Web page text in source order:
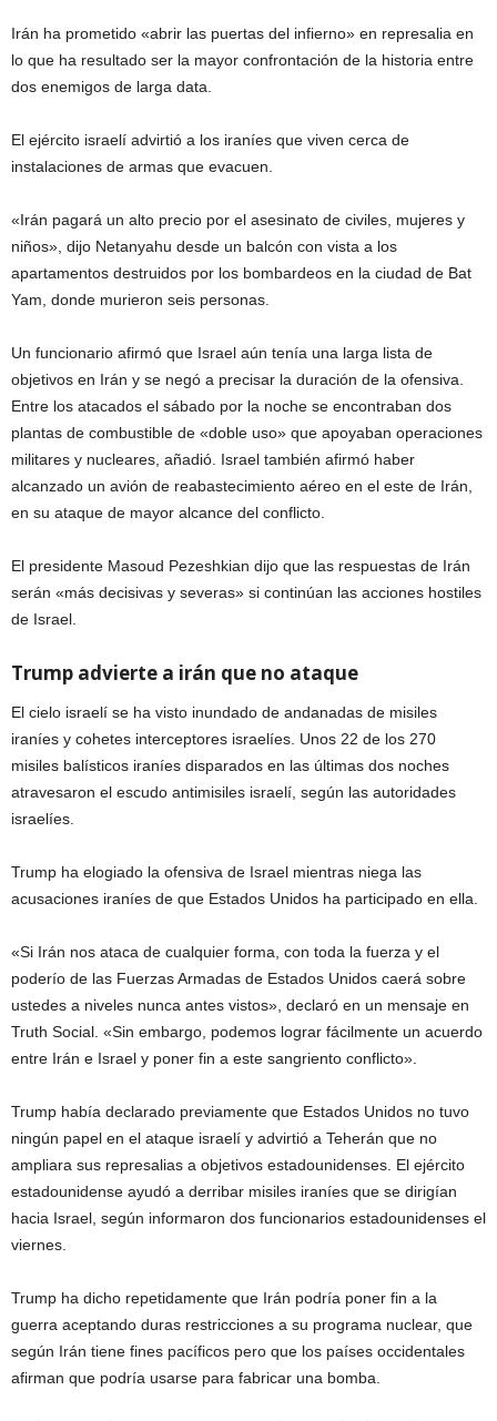
Irán ha prometido «abrir las puertas del infierno» en represalia en
lo que ha resultado ser la mayor confrontación de la historia entre
dos enemigos de larga data.
El ejército israelí advirtió a los iraníes que viven cerca de
instalaciones de armas que evacuen.
«Irán pagará un alto precio por el asesinato de civiles, mujeres y
niños», dijo Netanyahu desde un balcón con vista a los
apartamentos destruidos por los bombardeos en la ciudad de Bat
Yam, donde murieron seis personas.
Un funcionario afirmó que Israel aún tenía una larga lista de
objetivos en Irán y se negó a precisar la duración de la ofensiva.
Entre los atacados el sábado por la noche se encontraban dos
plantas de combustible de «doble uso» que apoyaban operaciones
militares y nucleares, añadió. Israel también afirmó haber
alcanzado un avión de reabastecimiento aéreo en el este de Irán,
en su ataque de mayor alcance del conflicto.
El presidente Masoud Pezeshkian dijo que las respuestas de Irán
serán «más decisivas y severas» si continúan las acciones hostiles
de Israel.
Trump advierte a irán que no ataque
El cielo israelí se ha visto inundado de andanadas de misiles
iraníes y cohetes interceptores israelíes. Unos 22 de los 270
misiles balísticos iraníes disparados en las últimas dos noches
atravesaron el escudo antimisiles israelí, según las autoridades
israelíes.
Trump ha elogiado la ofensiva de Israel mientras niega las
acusaciones iraníes de que Estados Unidos ha participado en ella.
«Si Irán nos ataca de cualquier forma, con toda la fuerza y ​​el
poderío de las Fuerzas Armadas de Estados Unidos caerá sobre
ustedes a niveles nunca antes vistos», declaró en un mensaje en
Truth Social. «Sin embargo, podemos lograr fácilmente un acuerdo
entre Irán e Israel y poner fin a este sangriento conflicto».
Trump había declarado previamente que Estados Unidos no tuvo
ningún papel en el ataque israelí y advirtió a Teherán que no
ampliara sus represalias a objetivos estadounidenses. El ejército
estadounidense ayudó a derribar misiles iraníes que se dirigían
hacia Israel, según informaron dos funcionarios estadounidenses el
viernes.
Trump ha dicho repetidamente que Irán podría poner fin a la
guerra aceptando duras restricciones a su programa nuclear, que
según Irán tiene fines pacíficos pero que los países occidentales
afirman que podría usarse para fabricar una bomba.